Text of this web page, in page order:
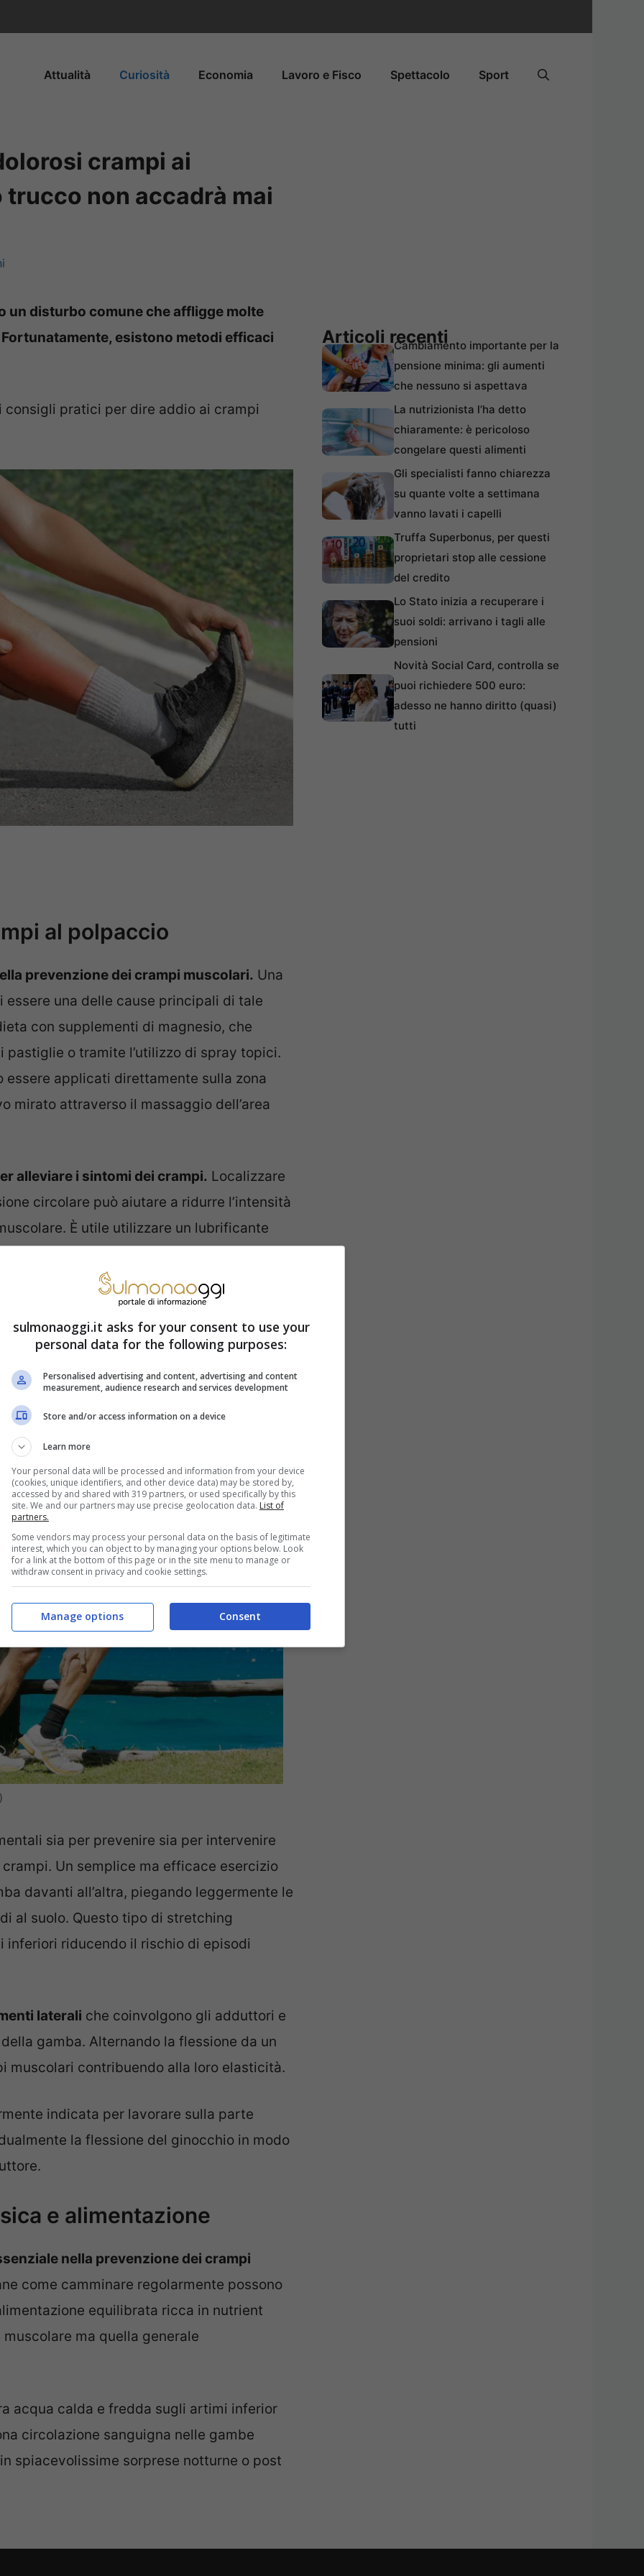
Attualità Curiosità Economia Lavoro e Fisco Spettacolo Sport
crampi ai
non accadrà mai
un disturbo comune che affligge molte
esistono metodi efficaci
pratici per dire addio ai crampi
al polpaccio
prevenzione dei crampi muscolari. Una
una delle cause principali di tale
con supplementi di magnesio, che
pastiglie o tramite l’utilizzo di spray topici.
essere applicati direttamente sulla zona
mirato attraverso il massaggio dell’area
alleviare i sintomi dei crampi. Localizzare
circolare può aiutare a ridurre l’intensità
È utile utilizzare un lubrificante
per facilitare il movimento delle mani
si possono utilizzare strumenti come
come “strumentazione”, consiste
lo strumento lungo il muscolo, in modo da
nella zona trattata.
sia per prevenire sia per intervenire
Un semplice ma efficace esercizio
davanti all’altra, piegando leggermente le
al suolo. Questo tipo di stretching
inferiori riducendo il rischio di episodi
laterali che coinvolgono gli adduttori e
gamba. Alternando la flessione da un
muscolari contribuendo alla loro elasticità.
indicata per lavorare sulla parte
la flessione del ginocchio in modo
e alimentazione
nella prevenzione dei crampi
come camminare regolarmente possono
equilibrata ricca in nutrient
ma quella generale
acqua calda e fredda sugli artimi inferior
circolazione sanguigna nelle gambe
spiacevolissime sorprese notturne o post
Articoli recentiCambiamento importante per la
pensione minima: gli aumenti
che nessuno si aspettava
La nutrizionista l’ha detto
chiaramente: è pericoloso
congelare questi alimenti
Gli specialisti fanno chiarezza
su quante volte a settimana
vanno lavati i capelli
Truffa Superbonus, per questi
proprietari stop alle cessione
del credito
Lo Stato inizia a recuperare i
suoi soldi: arrivano i tagli alle
pensioni
Novità Social Card, controlla se
puoi richiedere 500 euro:
adesso ne hanno diritto (quasi)
tutti
sulmonaoggi.it asks for your consent to use your
personal data for the following purposes:
Personalised advertising and content, advertising and content
measurement, audience research and services development
Store and/or access information on a device
Learn more
Your personal data will be processed and information from your device
(cookies, unique identifiers, and other device data) may be stored by,
accessed by and shared with 319 partners, or used specifically by this
site. We and our partners may use precise geolocation data. List of
partners.
Some vendors may process your personal data on the basis of legitimate
interest, which you can object to by managing your options below. Look
for a link at the bottom of this page or in the site menu to manage or
withdraw consent in privacy and cookie settings.
Consent
Manage options